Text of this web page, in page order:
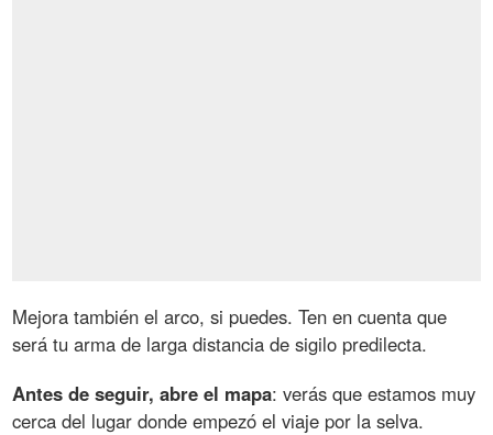
Mejora también el arco, si puedes. Ten en cuenta que
será tu arma de larga distancia de sigilo predilecta.
Antes de seguir, abre el mapa: verás que estamos muy
cerca del lugar donde empezó el viaje por la selva.